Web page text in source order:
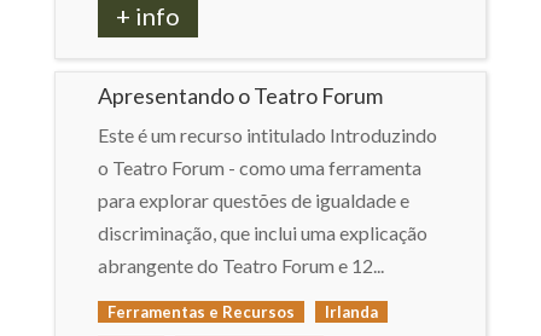
+ info
Apresentando o Teatro Forum
Este é um recurso intitulado Introduzindo
o Teatro Forum - como uma ferramenta
para explorar questões de igualdade e
discriminação, que inclui uma explicação
abrangente do Teatro Forum e 12...
Ferramentas e Recursos
Irlanda